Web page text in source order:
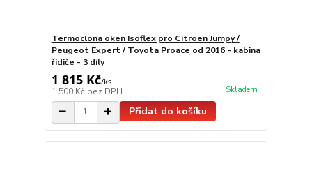
Termoclona oken Isoflex pro Citroen Jumpy /
Peugeot Expert / Toyota Proace od 2016 - kabina
řidiče - 3 díly
1 815 Kč/ks
1 500 Kč bez DPH Skladem
Přidat do košíku